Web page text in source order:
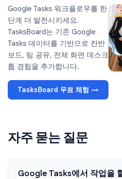
Google Tasks 워크플로우를 한
단계 더 발전시키세요.
TasksBoard는 기존 Google
Tasks 데이터를 기반으로 칸반
보드, 팀 공유, 전체 화면 데스크
톱 경험을 추가합니다.
TasksBoard 무료 체험 →
자주 묻는 질문
Google Tasks에서 작업을